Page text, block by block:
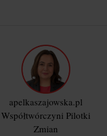
apelkaszajowska.pl
Współtwórczyni Pilotki
Zmian